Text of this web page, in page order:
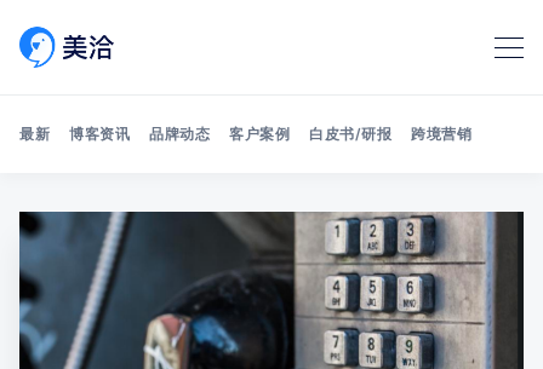
Search 美洽博客
最新 博客资讯 品牌动态 客户案例 白皮书/研报 跨境营销